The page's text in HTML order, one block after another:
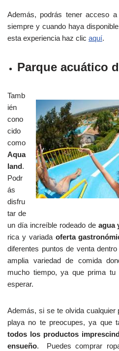
Además, podrás tener acceso a
siempre y cuando haya
esta experiencia haz clic aquí.
Parque acuático
Tamb
ién
cono
cido
como
Aqua
land.
Podr
ás
disfru
tar de
un día increíble rodeado de agua
rica y variada oferta
diferentes puntos de venta
amplia variedad de comida
mucho tiempo, ya que prima
esperar.
Además, si se te olvida
playa no te preocupes, ya que
todos los productos
ensueño. Puedes comprar